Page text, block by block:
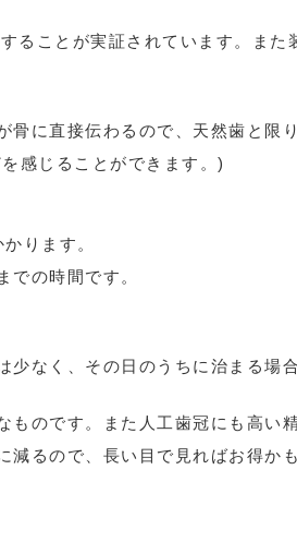
ることが実証されています。ま
に直接伝わるので、天然歯と限
感じることができます。)
ります。
での時間です。
少なく、その日のうちに治まる場
のです。また人工歯冠にも高い
るので、長い目で見ればお得か